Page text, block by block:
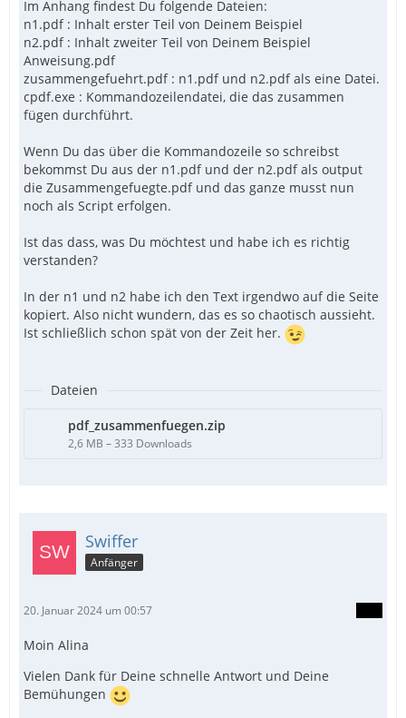
Im Anhang findest Du folgende Dateien:
n1.pdf : Inhalt erster Teil von Deinem Beispiel
n2.pdf : Inhalt zweiter Teil von Deinem Beispiel
Anweisung.pdf
zusammengefuehrt.pdf : n1.pdf und n2.pdf als eine Datei.
cpdf.exe : Kommandozeilendatei, die das zusammen
fügen durchführt.
Wenn Du das über die Kommandozeile so schreibst
bekommst Du aus der n1.pdf und der n2.pdf als output
die Zusammengefuegte.pdf und das ganze musst nun
noch als Script erfolgen.
Ist das dass, was Du möchtest und habe ich es richtig
verstanden?
In der n1 und n2 habe ich den Text irgendwo auf die Seite
kopiert. Also nicht wundern, das es so chaotisch aussieht.
Ist schließlich schon spät von der Zeit her.
Dateien
pdf_zusammenfuegen.zip
2,6 MB – 333 Downloads
Swiffer
Anfänger
20. Januar 2024 um 00:57
Moin Alina
Vielen Dank für Deine schnelle Antwort und Deine
Bemühungen